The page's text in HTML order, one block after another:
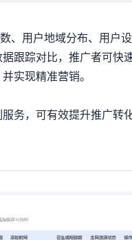
、用户地域分布、用户
跟踪对比，推广者可快
实现精准营销。
务，可有效提升推广转